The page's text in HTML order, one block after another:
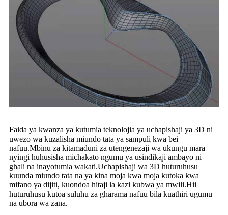
Faida ya kwanza ya kutumia teknolojia ya uchapishaji ya 3D ni
uwezo wa kuzalisha miundo tata ya sampuli kwa bei
nafuu.Mbinu za kitamaduni za utengenezaji wa ukungu mara
nyingi huhusisha michakato ngumu ya usindikaji ambayo ni
ghali na inayotumia wakati.Uchapishaji wa 3D huturuhusu
kuunda miundo tata na ya kina moja kwa moja kutoka kwa
mifano ya dijiti, kuondoa hitaji la kazi kubwa ya mwili.Hii
huturuhusu kutoa suluhu za gharama nafuu bila kuathiri ugumu
na ubora wa zana.